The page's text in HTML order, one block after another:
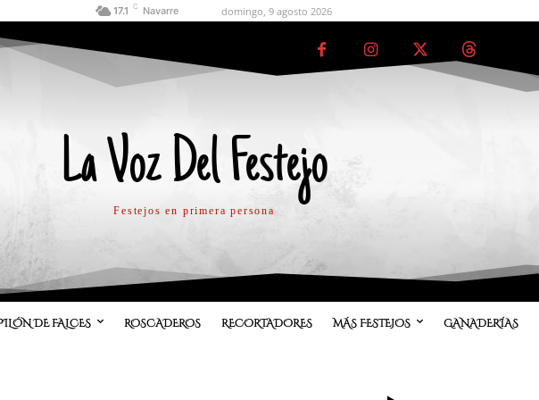
17.1 C Navarre domingo, 9 agosto 2026
La Voz Del Festejo
Festejos en primera persona
DE FALCES ROSCADEROS RECORTADORES MÁS FESTEJOS GANADERÍAS